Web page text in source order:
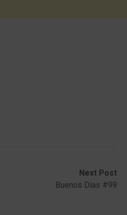
Next Post
Buenos Días #99